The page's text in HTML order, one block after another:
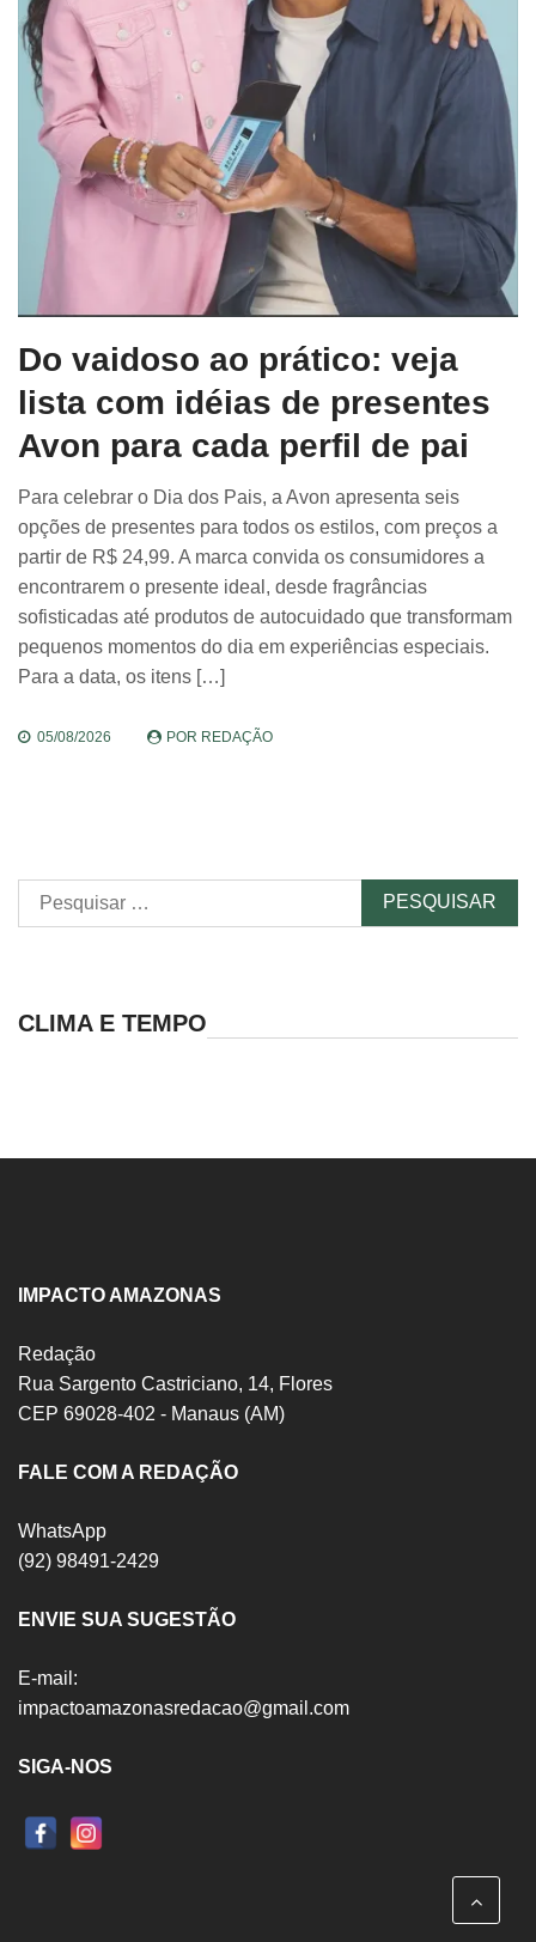
Do vaidoso ao prático: veja
lista com idéias de presentes
Avon para cada perfil de pai
Para celebrar o Dia dos Pais, a Avon apresenta seis
opções de presentes para todos os estilos, com preços a
partir de R$ 24,99. A marca convida os consumidores a
encontrarem o presente ideal, desde fragrâncias
sofisticadas até produtos de autocuidado que transformam
pequenos momentos do dia em experiências especiais.
Para a data, os itens […]
05/08/2026 POR REDAÇÃO
Pesquisar
por:
CLIMA E TEMPO
IMPACTO AMAZONAS
Redação
Rua Sargento Castriciano, 14, Flores
CEP 69028-402 - Manaus (AM)
FALE COM A REDAÇÃO
WhatsApp
(92) 98491-2429
ENVIE SUA SUGESTÃO
E-mail:
impactoamazonasredacao@gmail.com
SIGA-NOS